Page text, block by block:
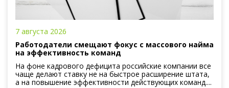
7 августа 2026
Работодатели смещают фокус с массового найма
на эффективность команд
На фоне кадрового дефицита российские компании все
чаще делают ставку не на быстрое расширение штата,
а на повышение эффективности действующих команд....